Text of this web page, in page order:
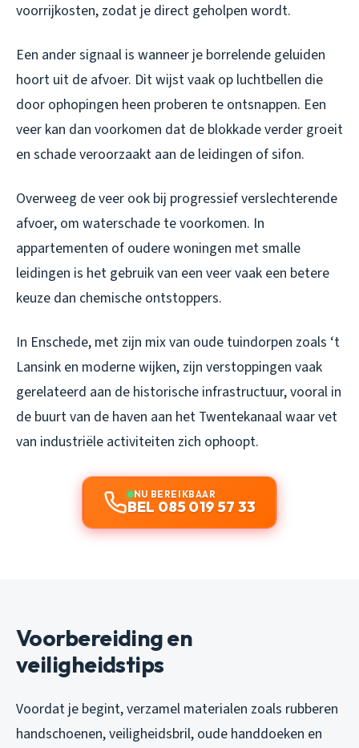
voorrijkosten, zodat je direct geholpen wordt.
Een ander signaal is wanneer je borrelende geluiden
hoort uit de afvoer. Dit wijst vaak op luchtbellen die
door ophopingen heen proberen te ontsnappen. Een
veer kan dan voorkomen dat de blokkade verder groeit
en schade veroorzaakt aan de leidingen of sifon.
Overweeg de veer ook bij progressief verslechterende
afvoer, om waterschade te voorkomen. In
appartementen of oudere woningen met smalle
leidingen is het gebruik van een veer vaak een betere
keuze dan chemische ontstoppers.
In Enschede, met zijn mix van oude tuindorpen zoals ‘t
Lansink en moderne wijken, zijn verstoppingen vaak
gerelateerd aan de historische infrastructuur, vooral in
de buurt van de haven aan het Twentekanaal waar vet
van industriële activiteiten zich ophoopt.
NU BEREIKBAAR
BEL 085 019 57 33
Voorbereiding en
veiligheidstips
Voordat je begint, verzamel materialen zoals rubberen
handschoenen, veiligheidsbril, oude handdoeken en